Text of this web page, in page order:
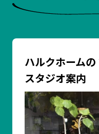
ハルクホームの
スタジオ案内